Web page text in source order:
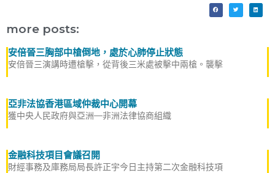
more posts:
安倍晉三胸部中槍倒地，處於心肺停止狀態
安倍晉三演講時遭槍擊，從背後三米處被擊中兩槍。襲擊
亞非法協香港區域仲裁中心開幕
獲中央人民政府與亞洲—非洲法律協商組織
金融科技項目會議召開
財經事務及庫務局局長許正宇今日主持第二次金融科技項